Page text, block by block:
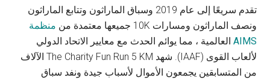
تقدم سريعًا إلى عام 2019 وسباق الماراثون وتتابع الماراثون
ونصف الماراثون ومسارات 10K جميعها معتمدة من
منظمة
AIMS العالمية ، مما يوائم الحدث مع معايير الاتحاد الدولي
لألعاب القوى (IAAF). شهد The Charity Fun Run 5 KM الآلاف
من المتسابقين يجمعون الأموال لأسباب جيدة ونفد سباق